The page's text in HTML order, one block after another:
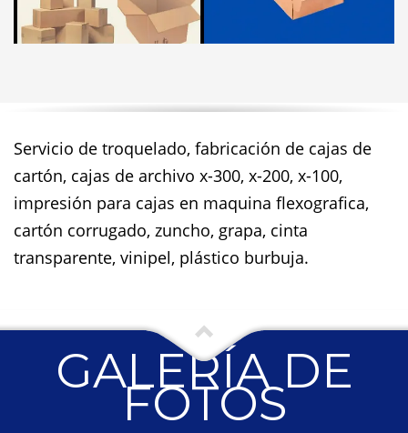
Servicio de troquelado, fabricación de cajas de
cartón, cajas de archivo x-300, x-200, x-100,
impresión para cajas en maquina flexografica,
cartón corrugado, zuncho, grapa, cinta
transparente, vinipel, plástico burbuja.
GALERÍA DE
FOTOS